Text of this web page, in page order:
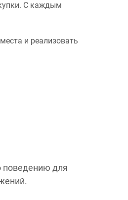
С каждым
и реализовать
поведению для